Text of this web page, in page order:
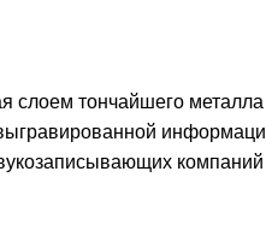
слоем тончайшего